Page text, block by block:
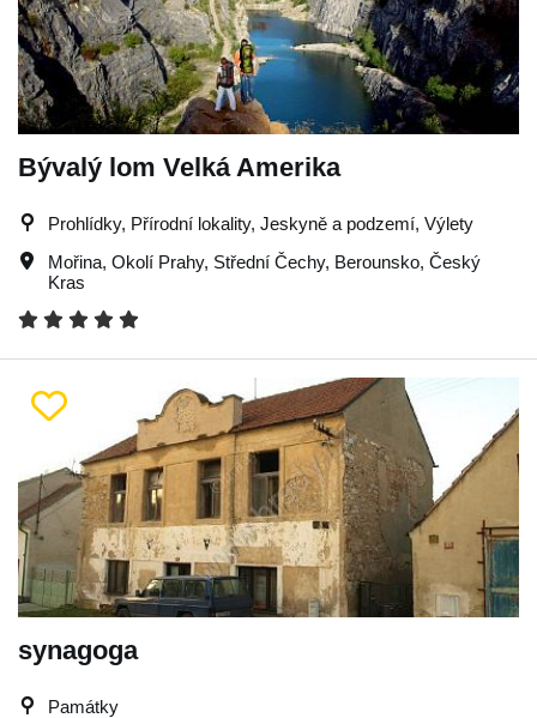
Bývalý lom Velká Amerika
Prohlídky, Přírodní lokality, Jeskyně a podzemí, Výlety
Mořina, Okolí Prahy, Střední Čechy, Berounsko, Český
Kras
synagoga
Památky